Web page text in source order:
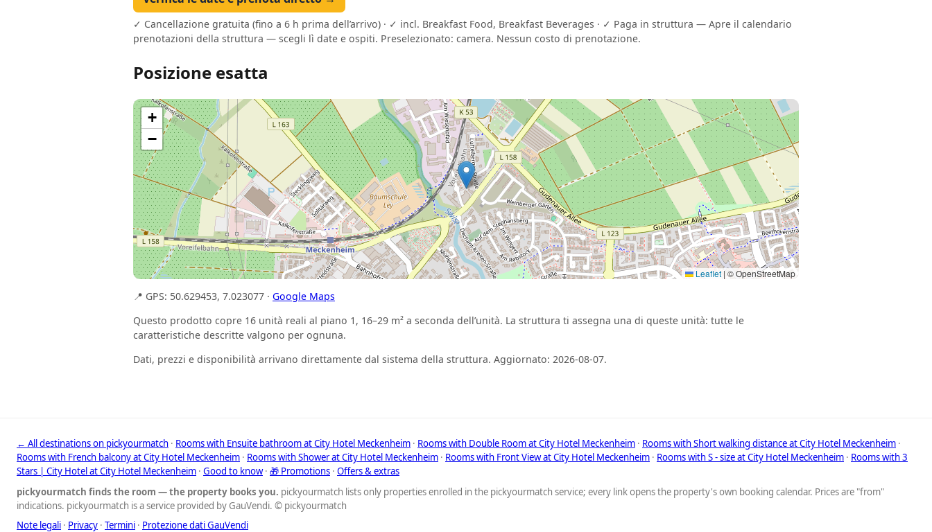
✓ Cancellazione gratuita (fino a 6 h prima dell’arrivo) · ✓ incl. Breakfast Food, Breakfast Beverages · ✓ Paga in struttura — Apre il calendario
prenotazioni della struttura — scegli lì date e ospiti. Preselezionato: camera. Nessun costo di prenotazione.
Posizione esatta
+
−
Leaflet | © OpenStreetMap
📍 GPS: 50.629453, 7.023077 · Google Maps
Questo prodotto copre 16 unità reali al piano 1, 16–29 m² a seconda dell’unità. La struttura ti assegna una di queste unità: tutte le
caratteristiche descritte valgono per ognuna.
Dati, prezzi e disponibilità arrivano direttamente dal sistema della struttura. Aggiornato: 2026-08-07.
← All destinations on pickyourmatch · Rooms with Ensuite bathroom at City Hotel Meckenheim · Rooms with Double Room at City Hotel Meckenheim · Rooms with Short walking distance at City Hotel Meckenheim ·
Rooms with French balcony at City Hotel Meckenheim · Rooms with Shower at City Hotel Meckenheim · Rooms with Front View at City Hotel Meckenheim · Rooms with S - size at City Hotel Meckenheim · Rooms with 3
Stars | City Hotel at City Hotel Meckenheim · Good to know· 🎁 Promotions · Offers & extras
pickyourmatch finds the room — the property books you. pickyourmatch lists only properties enrolled in the pickyourmatch service; every link opens the property's own booking calendar. Prices are "from"
indications. pickyourmatch is a service provided by GauVendi. © pickyourmatch
Note legali · Privacy · Termini · Protezione dati GauVendi